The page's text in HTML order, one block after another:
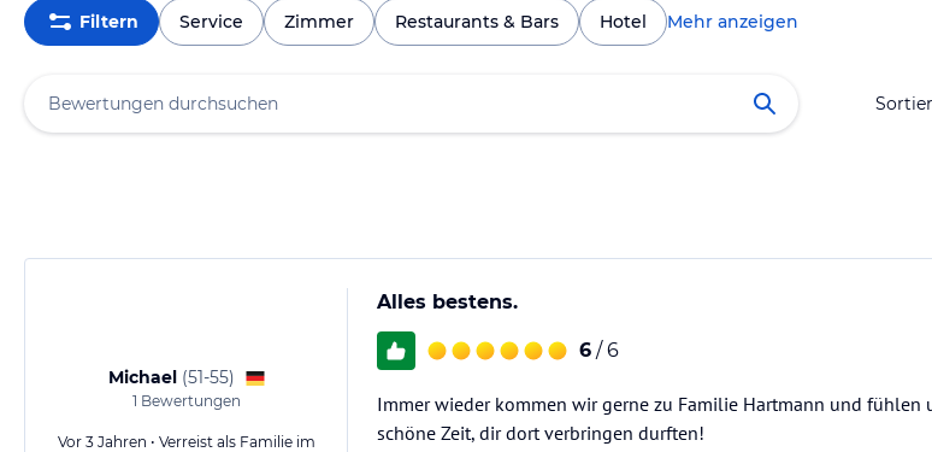
Filtern Service Zimmer Restaurants & Bars Hotel Mehr anzeigen
Michael (51-55)
1 Bewertungen
Vor 3 Jahren • Verreist als Familie im
Alles bestens.
6 / 6
Immer wieder kommen wir gerne zu Familie Hartmann und fühlen
schöne Zeit, dir dort verbringen durften!